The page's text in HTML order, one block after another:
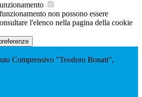
non possono essere
l'elenco nella pagina della cookie
Comprensivo "Teodoro Bonati",